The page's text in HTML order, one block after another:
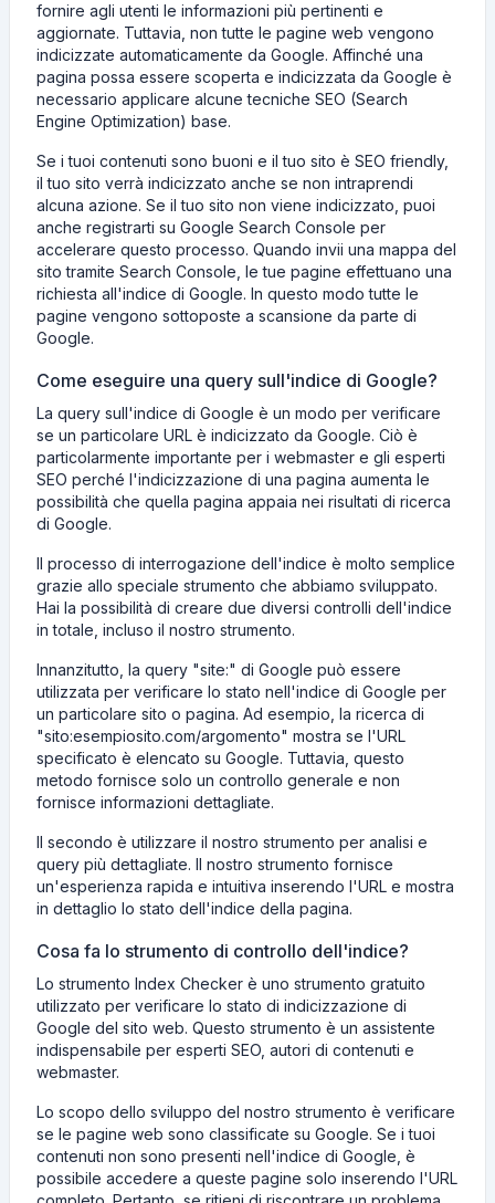
fornire agli utenti le informazioni più pertinenti e
aggiornate. Tuttavia, non tutte le pagine web vengono
indicizzate automaticamente da Google. Affinché una
pagina possa essere scoperta e indicizzata da Google è
necessario applicare alcune tecniche SEO (Search
Engine Optimization) base.
Se i tuoi contenuti sono buoni e il tuo sito è SEO friendly,
il tuo sito verrà indicizzato anche se non intraprendi
alcuna azione. Se il tuo sito non viene indicizzato, puoi
anche registrarti su Google Search Console per
accelerare questo processo. Quando invii una mappa del
sito tramite Search Console, le tue pagine effettuano una
richiesta all'indice di Google. In questo modo tutte le
pagine vengono sottoposte a scansione da parte di
Google.
Come eseguire una query sull'indice di Google?
La query sull'indice di Google è un modo per verificare
se un particolare URL è indicizzato da Google. Ciò è
particolarmente importante per i webmaster e gli esperti
SEO perché l'indicizzazione di una pagina aumenta le
possibilità che quella pagina appaia nei risultati di ricerca
di Google.
Il processo di interrogazione dell'indice è molto semplice
grazie allo speciale strumento che abbiamo sviluppato.
Hai la possibilità di creare due diversi controlli dell'indice
in totale, incluso il nostro strumento.
Innanzitutto, la query "site:" di Google può essere
utilizzata per verificare lo stato nell'indice di Google per
un particolare sito o pagina. Ad esempio, la ricerca di
"sito:esempiosito.com/argomento" mostra se l'URL
specificato è elencato su Google. Tuttavia, questo
metodo fornisce solo un controllo generale e non
fornisce informazioni dettagliate.
Il secondo è utilizzare il nostro strumento per analisi e
query più dettagliate. Il nostro strumento fornisce
un'esperienza rapida e intuitiva inserendo l'URL e mostra
in dettaglio lo stato dell'indice della pagina.
Cosa fa lo strumento di controllo dell'indice?
Lo strumento Index Checker è uno strumento gratuito
utilizzato per verificare lo stato di indicizzazione di
Google del sito web. Questo strumento è un assistente
indispensabile per esperti SEO, autori di contenuti e
webmaster.
Lo scopo dello sviluppo del nostro strumento è verificare
se le pagine web sono classificate su Google. Se i tuoi
contenuti non sono presenti nell'indice di Google, è
possibile accedere a queste pagine solo inserendo l'URL